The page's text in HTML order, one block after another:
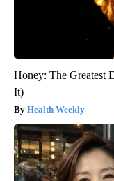
Honey: The Greatest
It)
Health Weekly